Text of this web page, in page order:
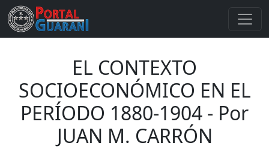
EL CONTEXTO
SOCIOECONÓMICO EN EL
PERÍODO 1880-1904 - Por
JUAN M. CARRÓN